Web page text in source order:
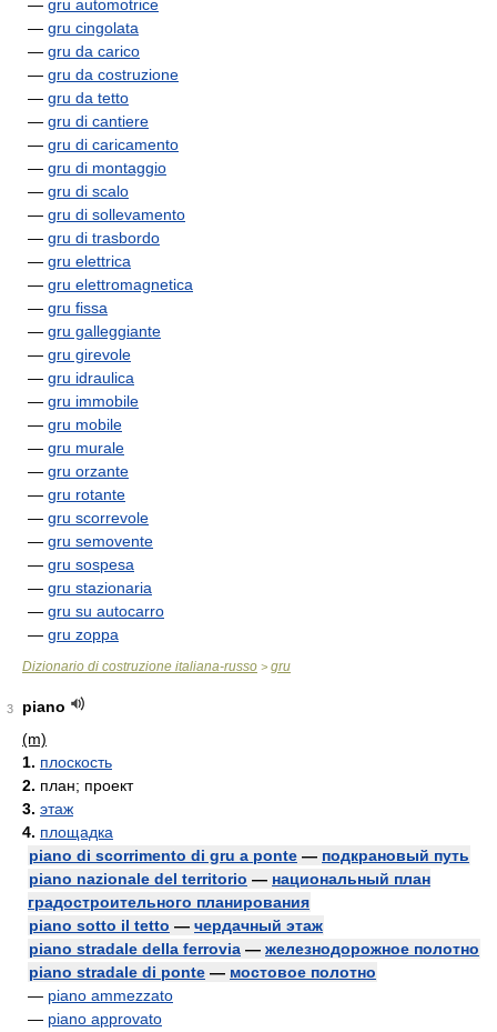
— gru automotrice
— gru cingolata
— gru da carico
— gru da costruzione
— gru da tetto
— gru di cantiere
— gru di caricamento
— gru di montaggio
— gru di scalo
— gru di sollevamento
— gru di trasbordo
— gru elettrica
— gru elettromagnetica
— gru fissa
— gru galleggiante
— gru girevole
— gru idraulica
— gru immobile
— gru mobile
— gru murale
— gru orzante
— gru rotante
— gru scorrevole
— gru semovente
— gru sospesa
— gru stazionaria
— gru su autocarro
— gru zoppa
Dizionario di costruzione italiana-russo > gru
3
piano
(m)
1. плоскость
2. план; проект
3. этаж
4. площадка
piano di scorrimento di gru a ponte — подкрановый путь
piano nazionale del territorio — национальный план
градостроительного планирования
piano sotto il tetto — чердачный этаж
piano stradale della ferrovia — железнодорожное полотно
piano stradale di ponte — мостовое полотно
— piano ammezzato
— piano approvato